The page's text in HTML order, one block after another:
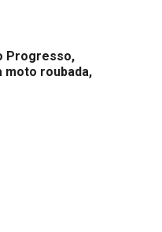
Progresso,
moto roubada,